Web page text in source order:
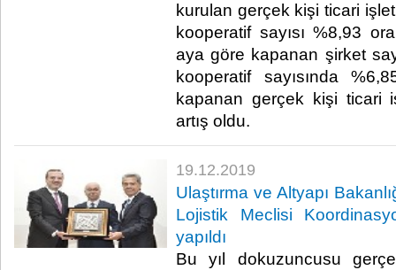
kurulan gerçek kişi ticari
kooperatif sayısı %8,93
aya göre kapanan şirket
kooperatif sayısında
kapanan gerçek kişi ticari
artış oldu.​
19.12.2019
Ulaştırma ve Altyapı
Lojistik Meclisi
yapıldı
Bu yıl dokuzuncusu